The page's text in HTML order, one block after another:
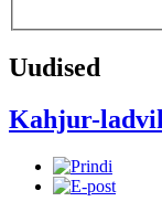
Uudised
Kahjur-